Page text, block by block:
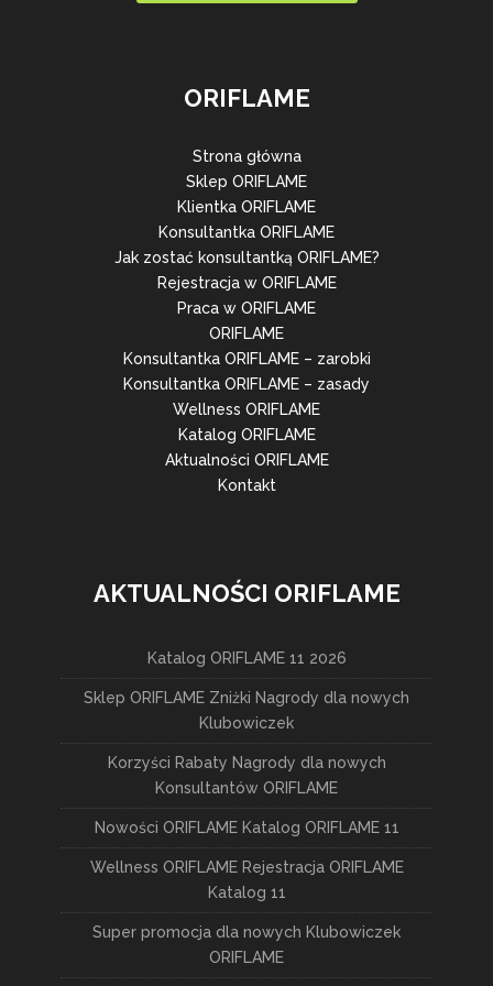
ORIFLAME
Strona główna
Sklep ORIFLAME
Klientka ORIFLAME
Konsultantka ORIFLAME
Jak zostać konsultantką ORIFLAME?
Rejestracja w ORIFLAME
Praca w ORIFLAME
ORIFLAME
Konsultantka ORIFLAME – zarobki
Konsultantka ORIFLAME – zasady
Wellness ORIFLAME
Katalog ORIFLAME
Aktualności ORIFLAME
Kontakt
AKTUALNOŚCI ORIFLAME
Katalog ORIFLAME 11 2026
Sklep ORIFLAME Zniżki Nagrody dla nowych
Klubowiczek
Korzyści Rabaty Nagrody dla nowych
Konsultantów ORIFLAME
Nowości ORIFLAME Katalog ORIFLAME 11
Wellness ORIFLAME Rejestracja ORIFLAME
Katalog 11
Super promocja dla nowych Klubowiczek
ORIFLAME